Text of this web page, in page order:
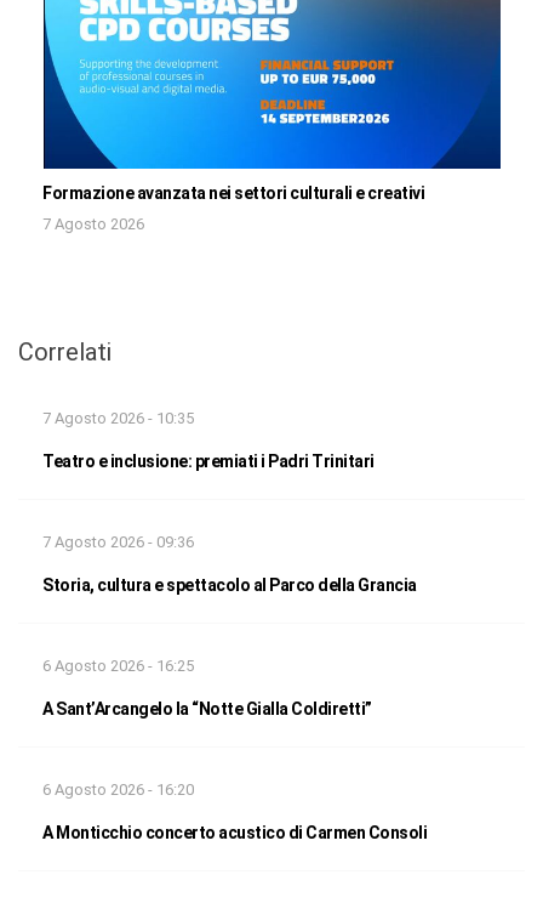
Formazione avanzata nei settori culturali e creativi
7 Agosto 2026
Correlati
7 Agosto 2026 - 10:35
Teatro e inclusione: premiati i Padri Trinitari
7 Agosto 2026 - 09:36
Storia, cultura e spettacolo al Parco della Grancia
6 Agosto 2026 - 16:25
A Sant’Arcangelo la “Notte Gialla Coldiretti”
6 Agosto 2026 - 16:20
A Monticchio concerto acustico di Carmen Consoli